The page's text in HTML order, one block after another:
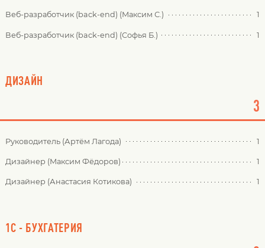
Веб-разработчик (back-end) (Максим С.) 1
Веб-разработчик (back-end) (Софья Б.) 1
ДИЗАЙН
3
Руководитель (Артём Лагода) 1
Дизайнер (Максим Фёдоров) 1
Дизайнер (Анастасия Котикова) 1
1С - БУХГАТЕРИЯ